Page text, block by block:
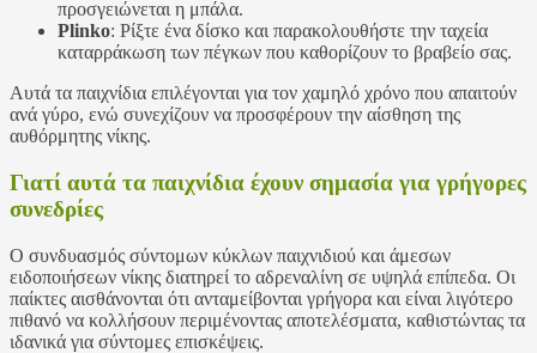
προσγειώνεται η μπάλα.
Plinko: Ρίξτε ένα δίσκο και παρακολουθήστε την ταχεία
καταρράκωση των πέγκων που καθορίζουν το βραβείο σας.
Αυτά τα παιχνίδια επιλέγονται για τον χαμηλό χρόνο που απαιτούν
ανά γύρο, ενώ συνεχίζουν να προσφέρουν την αίσθηση της
αυθόρμητης νίκης.
Γιατί αυτά τα παιχνίδια έχουν σημασία για γρήγορες
συνεδρίες
Ο συνδυασμός σύντομων κύκλων παιχνιδιού και άμεσων
ειδοποιήσεων νίκης διατηρεί το αδρεναλίνη σε υψηλά επίπεδα. Οι
παίκτες αισθάνονται ότι ανταμείβονται γρήγορα και είναι λιγότερο
πιθανό να κολλήσουν περιμένοντας αποτελέσματα, καθιστώντας τα
ιδανικά για σύντομες επισκέψεις.